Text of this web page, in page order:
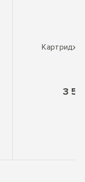
Картридж
3